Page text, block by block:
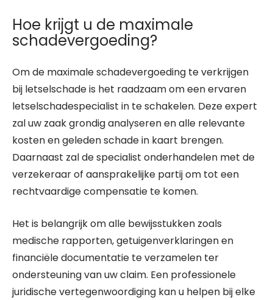
Hoe krijgt u de maximale
schadevergoeding?
Om de maximale schadevergoeding te verkrijgen
bij letselschade is het raadzaam om een ervaren
letselschadespecialist in te schakelen. Deze expert
zal uw zaak grondig analyseren en alle relevante
kosten en geleden schade in kaart brengen.
Daarnaast zal de specialist onderhandelen met de
verzekeraar of aansprakelijke partij om tot een
rechtvaardige compensatie te komen.
Het is belangrijk om alle bewijsstukken zoals
medische rapporten, getuigenverklaringen en
financiële documentatie te verzamelen ter
ondersteuning van uw claim. Een professionele
juridische vertegenwoordiging kan u helpen bij elke